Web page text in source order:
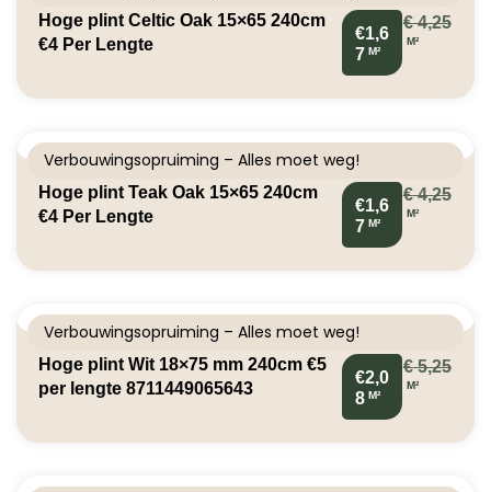
Hoge plint Celtic Oak 15×65 240cm
€4 Per Lengte
€1,6
7 M²
€4,25
M²
Verbouwingsopruiming – Alles moet weg!
Hoge plint Teak Oak 15×65 240cm
€4 Per Lengte
€1,6
7 M²
€4,25
M²
Verbouwingsopruiming – Alles moet weg!
Hoge plint Wit 18×75 mm 240cm €5
per lengte 8711449065643
€2,0
8 M²
€5,25
M²